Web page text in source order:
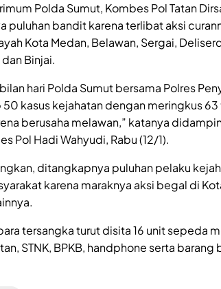
Polda Sumut, Kombes Pol Tatan
puluhan bandit karena terlibat aksi
Kota Medan, Belawan, Sergai,
Binjai.
hari Polda Sumut bersama Polres
kasus kejahatan dengan meringkus
berusaha melawan,” katanya
Pol Hadi Wahyudi, Rabu (12/1).
ditangkapnya puluhan pelaku
karena maraknya aksi begal di
tersangka turut disita 16 unit sepeda
STNK, BPKB, handphone serta barang